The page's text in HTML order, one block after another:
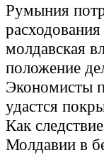
Румыния
молдавская
положение
Экономисты
удастся
Как
Молдавии в